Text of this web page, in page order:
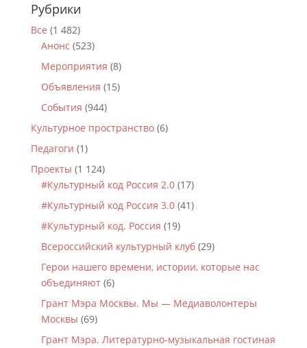
Рубрики
Все (1 482)
Анонс (523)
Мероприятия (8)
Объявления (15)
События (944)
Культурное пространство(6)
Педагоги (1)
Проекты (1 124)
#Культурный код Россия 2.0(17)
#Культурный код Россия 3.0(41)
#Культурный код. Россия (19)
Всероссийский культурный клуб(29)
Герои нашего времени, истории, которые нас
объединяют(6)
Грант Мэра Москвы. Мы — Медиаволонтеры
Москвы (69)
Грант Мэра. Литературно-музыкальная гостиная